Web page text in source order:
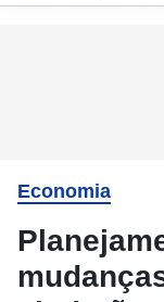
Economia